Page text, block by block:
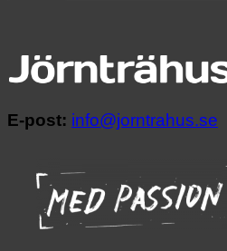
E-post: info@jorntrahus.se